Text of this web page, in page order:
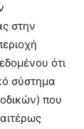
στην
ότι
σύστημα
που